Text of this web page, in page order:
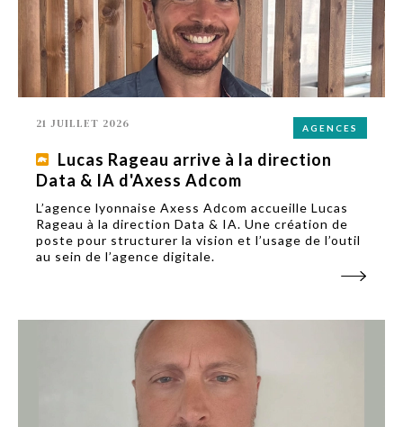
AGENCES
21 JUILLET 2026
Lucas Rageau arrive à la direction
Data & IA d'Axess Adcom
L’agence lyonnaise Axess Adcom accueille Lucas
Rageau à la direction Data & IA. Une création de
poste pour structurer la vision et l’usage de l’outil
au sein de l’agence digitale.